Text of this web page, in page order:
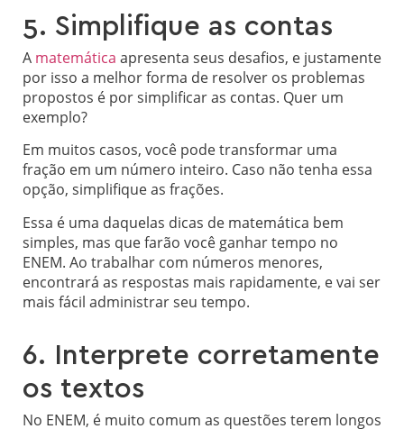
5. Simplifique as contas
A matemática apresenta seus desafios, e justamente
por isso a melhor forma de resolver os problemas
propostos é por simplificar as contas. Quer um
exemplo?
Em muitos casos, você pode transformar uma
fração em um número inteiro. Caso não tenha essa
opção, simplifique as frações.
Essa é uma daquelas dicas de matemática bem
simples, mas que farão você ganhar tempo no
ENEM. Ao trabalhar com números menores,
encontrará as respostas mais rapidamente, e vai ser
mais fácil administrar seu tempo.
6. Interprete corretamente
os textos
No ENEM, é muito comum as questões terem longos